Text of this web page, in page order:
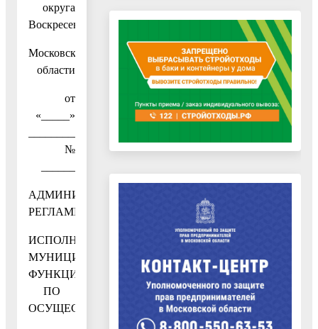
округа
Воскресенск
Московской
области
от
«_____»
№
АДМИНИСТРАТИВНЫЙ
РЕГЛАМЕНТ
ИСПОЛНЕНИЯ
МУНИЦИПАЛЬНОЙ
ФУНКЦИИ
ПО
ОСУЩЕСТВЛЕНИЮ